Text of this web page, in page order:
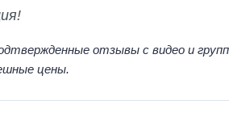
отзывы с видео и
цены.